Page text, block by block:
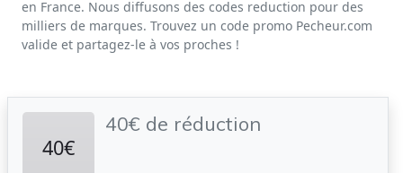
en France. Nous diffusons des codes reduction pour des
milliers de marques. Trouvez un code promo Pecheur.com
valide et partagez-le à vos proches !
40€
40€ de réduction